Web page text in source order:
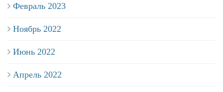
Февраль 2023
Ноябрь 2022
Июнь 2022
Апрель 2022